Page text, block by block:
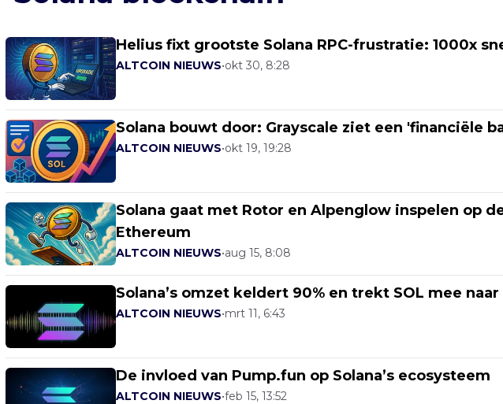
Helius fixt grootste Solana RPC-frustratie: 1000x
ALTCOIN NIEUWS•okt 30, 8:28
Solana bouwt door: Grayscale ziet een 'financiële
ALTCOIN NIEUWS•okt 19, 19:28
Solana gaat met Rotor en Alpenglow inspelen op
Ethereum
ALTCOIN NIEUWS•aug 15, 8:08
Solana’s omzet keldert 90% en trekt SOL mee
ALTCOIN NIEUWS•mrt 11, 6:43
De invloed van Pump.fun op Solana’s ecosysteem
ALTCOIN NIEUWS•feb 15, 13:52